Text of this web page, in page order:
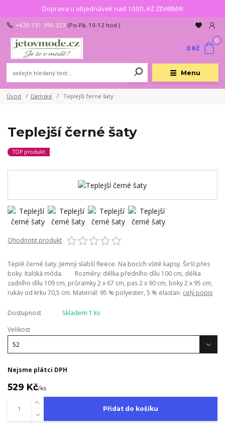
Doprava u objednávek nad 1000,-Kč ZDARMA!
Menu
+420 731 390 323 (Po-Pá, 10-12 hod.)
0
0 Kč
Úvod Dámské Teplejší černé šaty
Teplejší černé šaty
TOP produkt
Ohodnotit produkt
Teplé černé šaty. Jemný slabší fleece. Na bocích všité kapsy. Širší přes
boky. Italská móda. Rozměry: délka předního dílu 100 cm, délka
zadního dílu 109 cm, průramky 2 x 67 cm, pas 2 x 90 cm, boky 2 x 95 cm,
rukáv od krku 70,5 cm. Materiál: 95 % polyester, 5 % elastan. celý popis
Dostupnost
Skladem 1 ks
Velikost
Nejsme plátci DPH
529 Kč/ks
Přidat do košíku